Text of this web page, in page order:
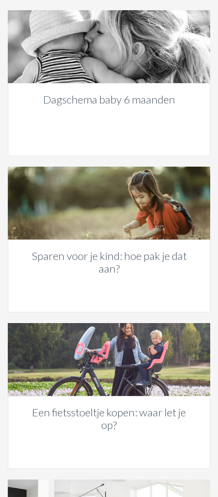
Dagschema baby 6 maanden
Sparen voor je kind: hoe pak je dat
aan?
Een fietsstoeltje kopen: waar let je
op?